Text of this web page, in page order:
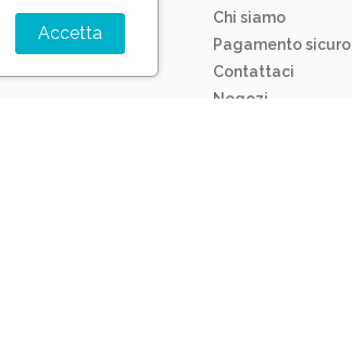
Chi siamo
Pagamento sicuro
Contattaci
Negozi
Accetta